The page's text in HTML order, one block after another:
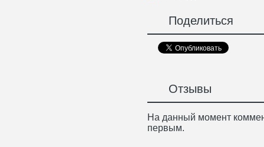
Поделиться
Отзывы
На данный момент
первым.